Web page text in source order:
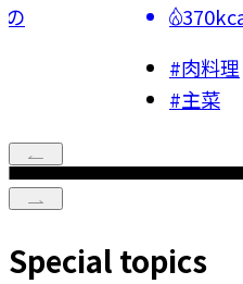
#カレー
Special topics